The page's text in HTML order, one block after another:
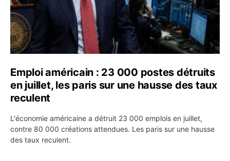
Emploi américain : 23 000 postes détruits
en juillet, les paris sur une hausse des taux
reculent
L'économie américaine a détruit 23 000 emplois en juillet,
contre 80 000 créations attendues. Les paris sur une hausse
des taux reculent.